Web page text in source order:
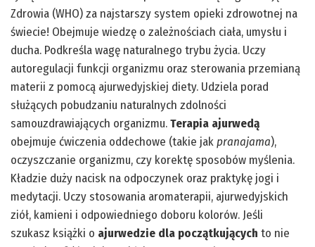
Zdrowia (WHO) za najstarszy system opieki zdrowotnej na
świecie! Obejmuje wiedzę o zależnościach ciała, umysłu i
ducha. Podkreśla wagę naturalnego trybu życia. Uczy
autoregulacji funkcji organizmu oraz sterowania przemianą
materii z pomocą ajurwedyjskiej diety. Udziela porad
służących pobudzaniu naturalnych zdolności
samouzdrawiających organizmu.Terapia ajurwedą
obejmuje ćwiczenia oddechowe (takie jakpranajama),
oczyszczanie organizmu, czy korektę sposobów myślenia.
Kładzie duży nacisk na odpoczynek oraz praktykę jogi i
medytacji. Uczy stosowania aromaterapii, ajurwedyjskich
ziół, kamieni i odpowiedniego doboru kolorów. Jeśli
szukasz książki o ajurwedzie dla początkujących to nie